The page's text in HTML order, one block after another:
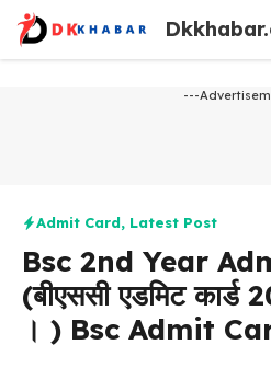
Skip
content
---
Admit Card, Latest Post
Bsc 2nd Year
(बीएससी एडमिट
। ) Bsc Admit